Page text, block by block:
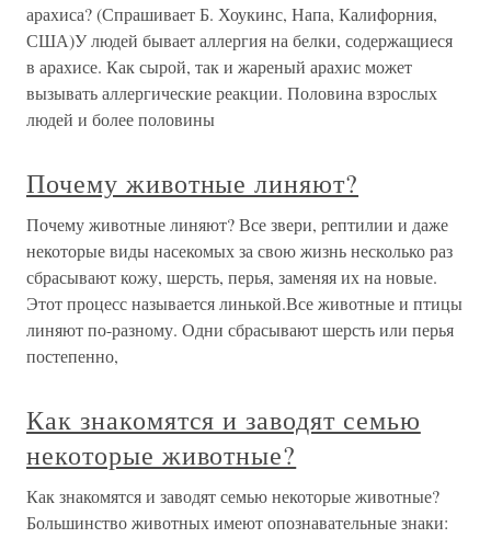
арахиса? (Спрашивает Б. Хоукинс, Напа, Калифорния,
США)У людей бывает аллергия на белки, содержащиеся
в арахисе. Как сырой, так и жареный арахис может
вызывать аллергические реакции. Половина взрослых
людей и более половины
Почему животные линяют?
Почему животные линяют? Все звери, рептилии и даже
некоторые виды насекомых за свою жизнь несколько раз
сбрасывают кожу, шерсть, перья, заменяя их на новые.
Этот процесс называется линькой.Все животные и птицы
линяют по-разному. Одни сбрасывают шерсть или перья
постепенно,
Как знакомятся и заводят семью
некоторые животные?
Как знакомятся и заводят семью некоторые животные?
Большинство животных имеют опознавательные знаки: